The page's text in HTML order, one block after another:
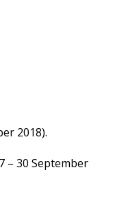
2018).
– 30 September